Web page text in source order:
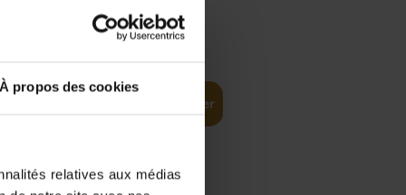
À propos des cookies
relatives aux médias
world 29,99
Ajouter au panier